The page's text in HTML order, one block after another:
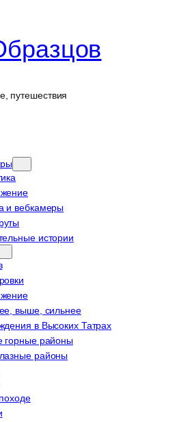
путешествия
и вебкамеры
истории
выше, сильнее
в Высоких Татрах
горные районы
районы